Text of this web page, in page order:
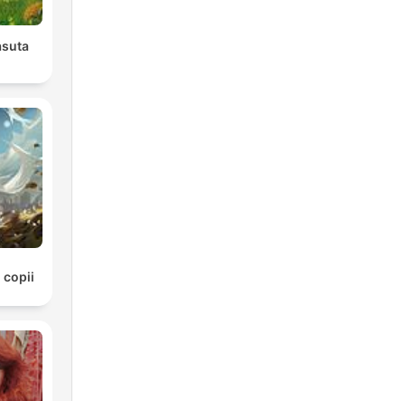
copii